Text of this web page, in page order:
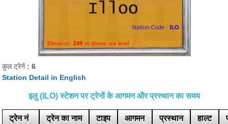
कुल ट्रेनें : 6
Station Detail in English
इलु (ILO) स्टेशन पर ट्रेनों के आगमन और प्रस्थान का समय
ट्रेन नं ट्रेन का नाम टाइप आगमन प्रस्थान हाल्ट